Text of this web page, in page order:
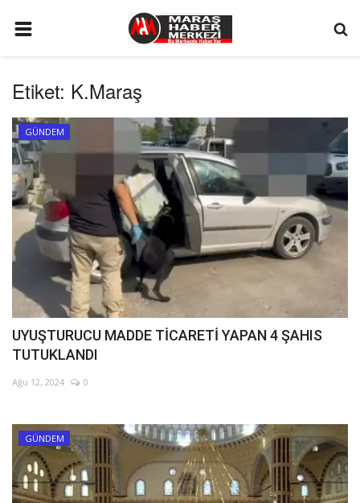
GÜNDEM
SİYASET
EKONOMİ
EĞİTİM
SPOR
İLETİŞİM
KÜNYE
FOTO GALERİ
KÜLTÜR SANAT
SAĞLIK
OTURUM AÇ
KAYIT
Etiket: K.Maraş
GÜNDEM
UYUŞTURUCU MADDE TİCARETİ YAPAN 4 ŞAHIS
TUTUKLANDI
Ağu 12, 2024 0
GÜNDEM